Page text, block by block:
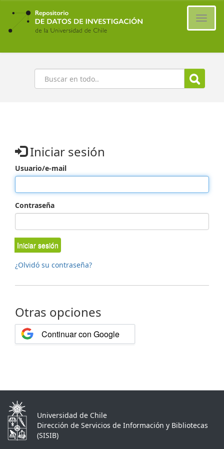
Ir
contenido
principal
Buscar
Iniciar sesión
Usuario/e-mail
Contraseña
Iniciar sesión
¿Olvidó su contraseña?
Otras opciones
Continuar con Google
Universidad de Chile
Dirección de Servicios de Información y Bibliotecas
(SISIB)